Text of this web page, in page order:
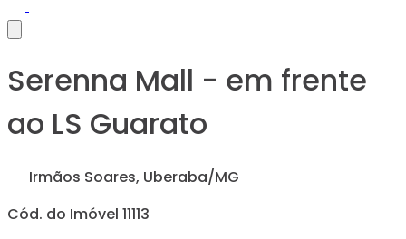
Serenna Mall - em frente
ao LS Guarato
Irmãos Soares, Uberaba/MG
Cód. do Imóvel 11113